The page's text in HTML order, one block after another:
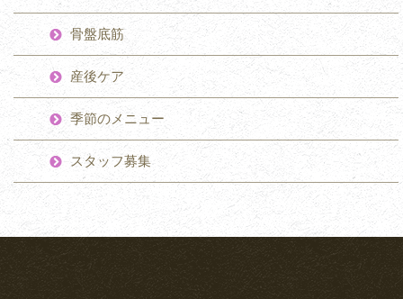
骨盤底筋
産後ケア
季節のメニュー
スタッフ募集